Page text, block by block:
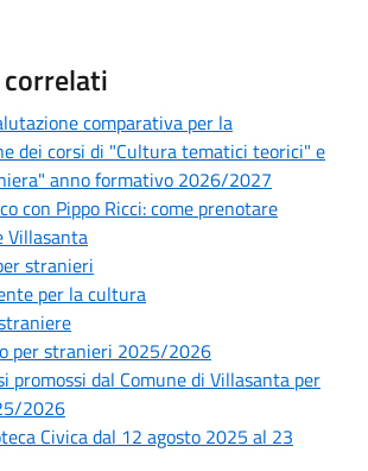
comparativa per la
dei corsi di "Cultura tematici teorici" e
anno formativo 2026/2027
con Pippo Ricci: come prenotare
Villasanta
stranieri
per la cultura
per stranieri 2025/2026
promossi dal Comune di Villasanta per
2026
Civica dal 12 agosto 2025 al 23